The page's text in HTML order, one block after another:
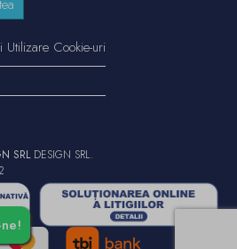
Utilizare Cookie-uri
SRLDESIGN SRL.